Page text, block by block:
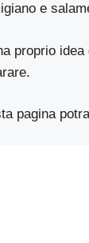
e
proprio
pagina